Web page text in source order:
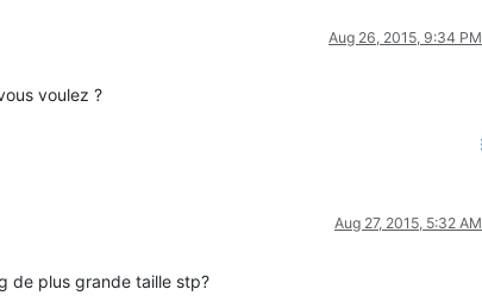
Aug 26, 2015, 9:34 PM
voulez ?
Aug 27, 2015, 5:32 AM
de plus grande taille stp?